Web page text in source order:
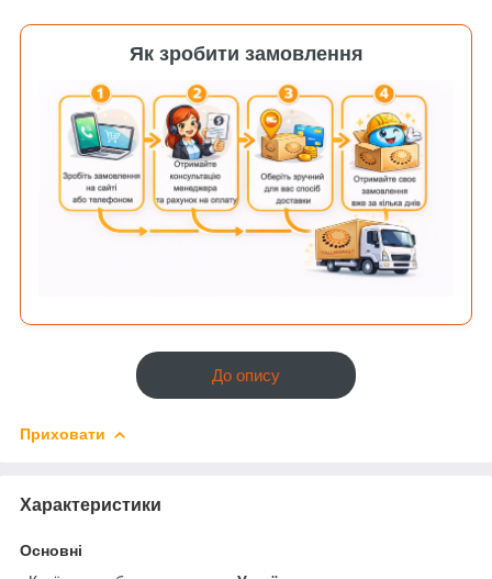
Як зробити замовлення
До опису
Приховати
Характеристики
Основні